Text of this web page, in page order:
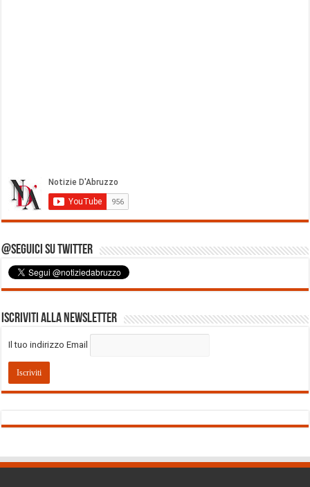
@Seguici su Twitter
Iscriviti alla Newsletter
Il tuo indirizzo Email